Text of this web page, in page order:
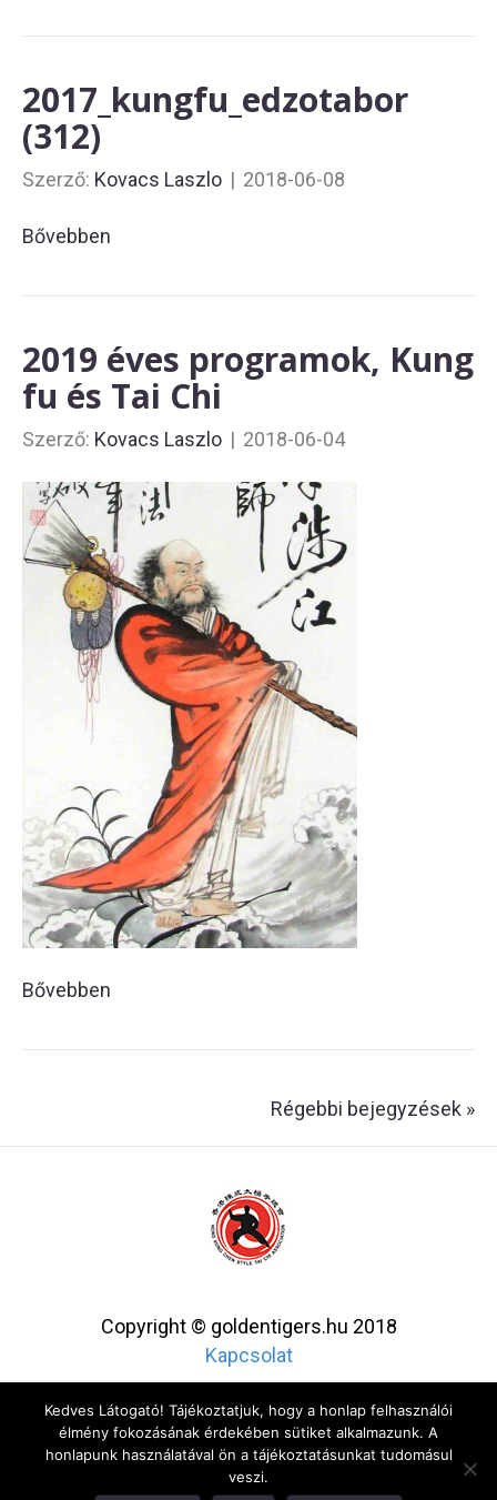
2017_kungfu_edzotabor
(312)
Szerző: Kovacs Laszlo | 2018-06-08
Bővebben
2019 éves programok, Kung
fu és Tai Chi
Szerző: Kovacs Laszlo | 2018-06-04
Bővebben
Régebbi bejegyzések »
Copyright © goldentigers.hu 2018
Kapcsolat
Kedves Látogató! Tájékoztatjuk, hogy a honlap felhasználói
élmény fokozásának érdekében sütiket alkalmazunk. A
honlapunk használatával ön a tájékoztatásunkat tudomásul
veszi.